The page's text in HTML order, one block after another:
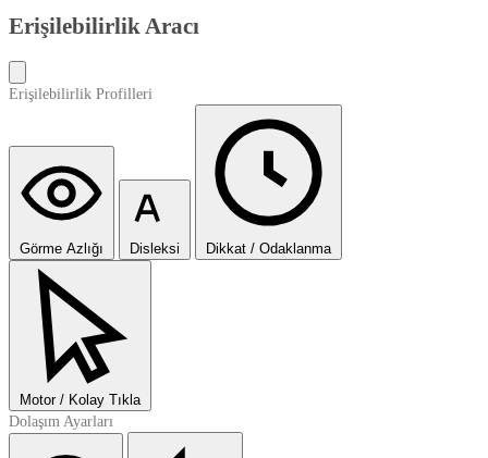
Erişilebilirlik Aracı
Erişilebilirlik Profilleri
Görme Azlığı Disleksi Dikkat / Odaklanma
Motor / Kolay Tıkla
Dolaşım Ayarları